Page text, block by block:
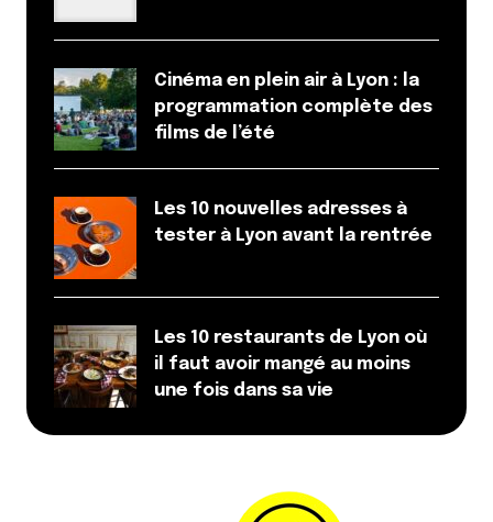
Cinéma en plein air à Lyon : la
programmation complète des
films de l’été
Les 10 nouvelles adresses à
tester à Lyon avant la rentrée
Les 10 restaurants de Lyon où
il faut avoir mangé au moins
une fois dans sa vie